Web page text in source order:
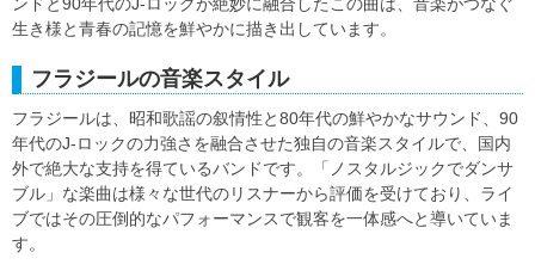
ンドと90年代のJ-ロックが絶妙に融合したこの曲は、音楽がつなぐ
生き様と青春の記憶を鮮やかに描き出しています。
フラジールの音楽スタイル
フラジールは、昭和歌謡の叙情性と80年代の鮮やかなサウンド、90
年代のJ-ロックの力強さを融合させた独自の音楽スタイルで、国内
外で絶大な支持を得ているバンドです。「ノスタルジックでダンサ
ブル」な楽曲は様々な世代のリスナーから評価を受けており、ライ
ブではその圧倒的なパフォーマンスで観客を一体感へと導いていま
す。